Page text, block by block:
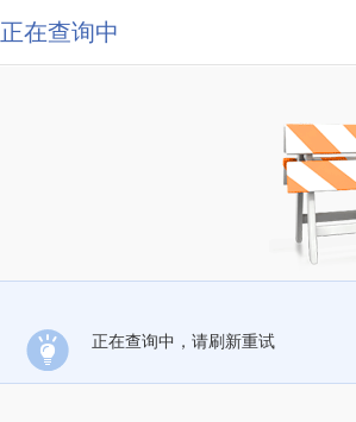
正在查询中
正在查询中，请刷新重试